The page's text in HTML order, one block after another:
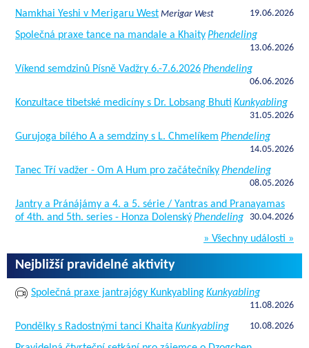
Namkhai Yeshi v Merigaru West Merigar West 19.06.2026
Společná praxe tance na mandale a KhaityPhendeling
13.06.2026
Víkend semdzinů Písně Vadžry 6.-7.6.2026Phendeling
06.06.2026
Konzultace tibetské medicíny s Dr. Lobsang Bhuti Kunkyabling
31.05.2026
Gurujoga bílého A a semdziny s L. Chmelíkem Phendeling
14.05.2026
Tanec Tří vadžer - Om A Hum pro začátečníkyPhendeling
08.05.2026
Jantry a Pránájámy a 4. a 5. série / Yantras and Pranayamas
of 4th. and 5th. series - Honza DolenskýPhendeling 30.04.2026
» Všechny události »
Nejbližší pravidelné aktivity
Společná praxe jantrajógy KunkyablingKunkyabling
11.08.2026
Pondělky s Radostnými tanci Khaita Kunkyabling 10.08.2026